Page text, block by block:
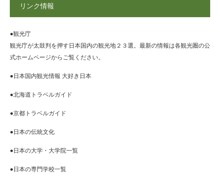
リンク情報
●観光庁
観光庁が太鼓判を押す日本国内の観光地２３選。最新の情報は各観光圏の公
式ホームページからご覧ください。
●日本国内観光情報 大好き日本
●北海道トラベルガイド
●京都トラベルガイド
●日本の伝統文化
●日本の大学・大学院一覧
●日本の専門学校一覧